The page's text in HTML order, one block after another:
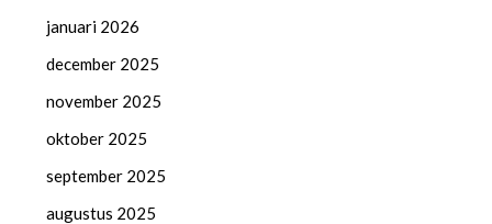
januari 2026
december 2025
november 2025
oktober 2025
september 2025
augustus 2025